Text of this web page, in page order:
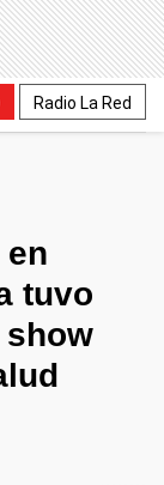
Radio La Red
tuvo
show